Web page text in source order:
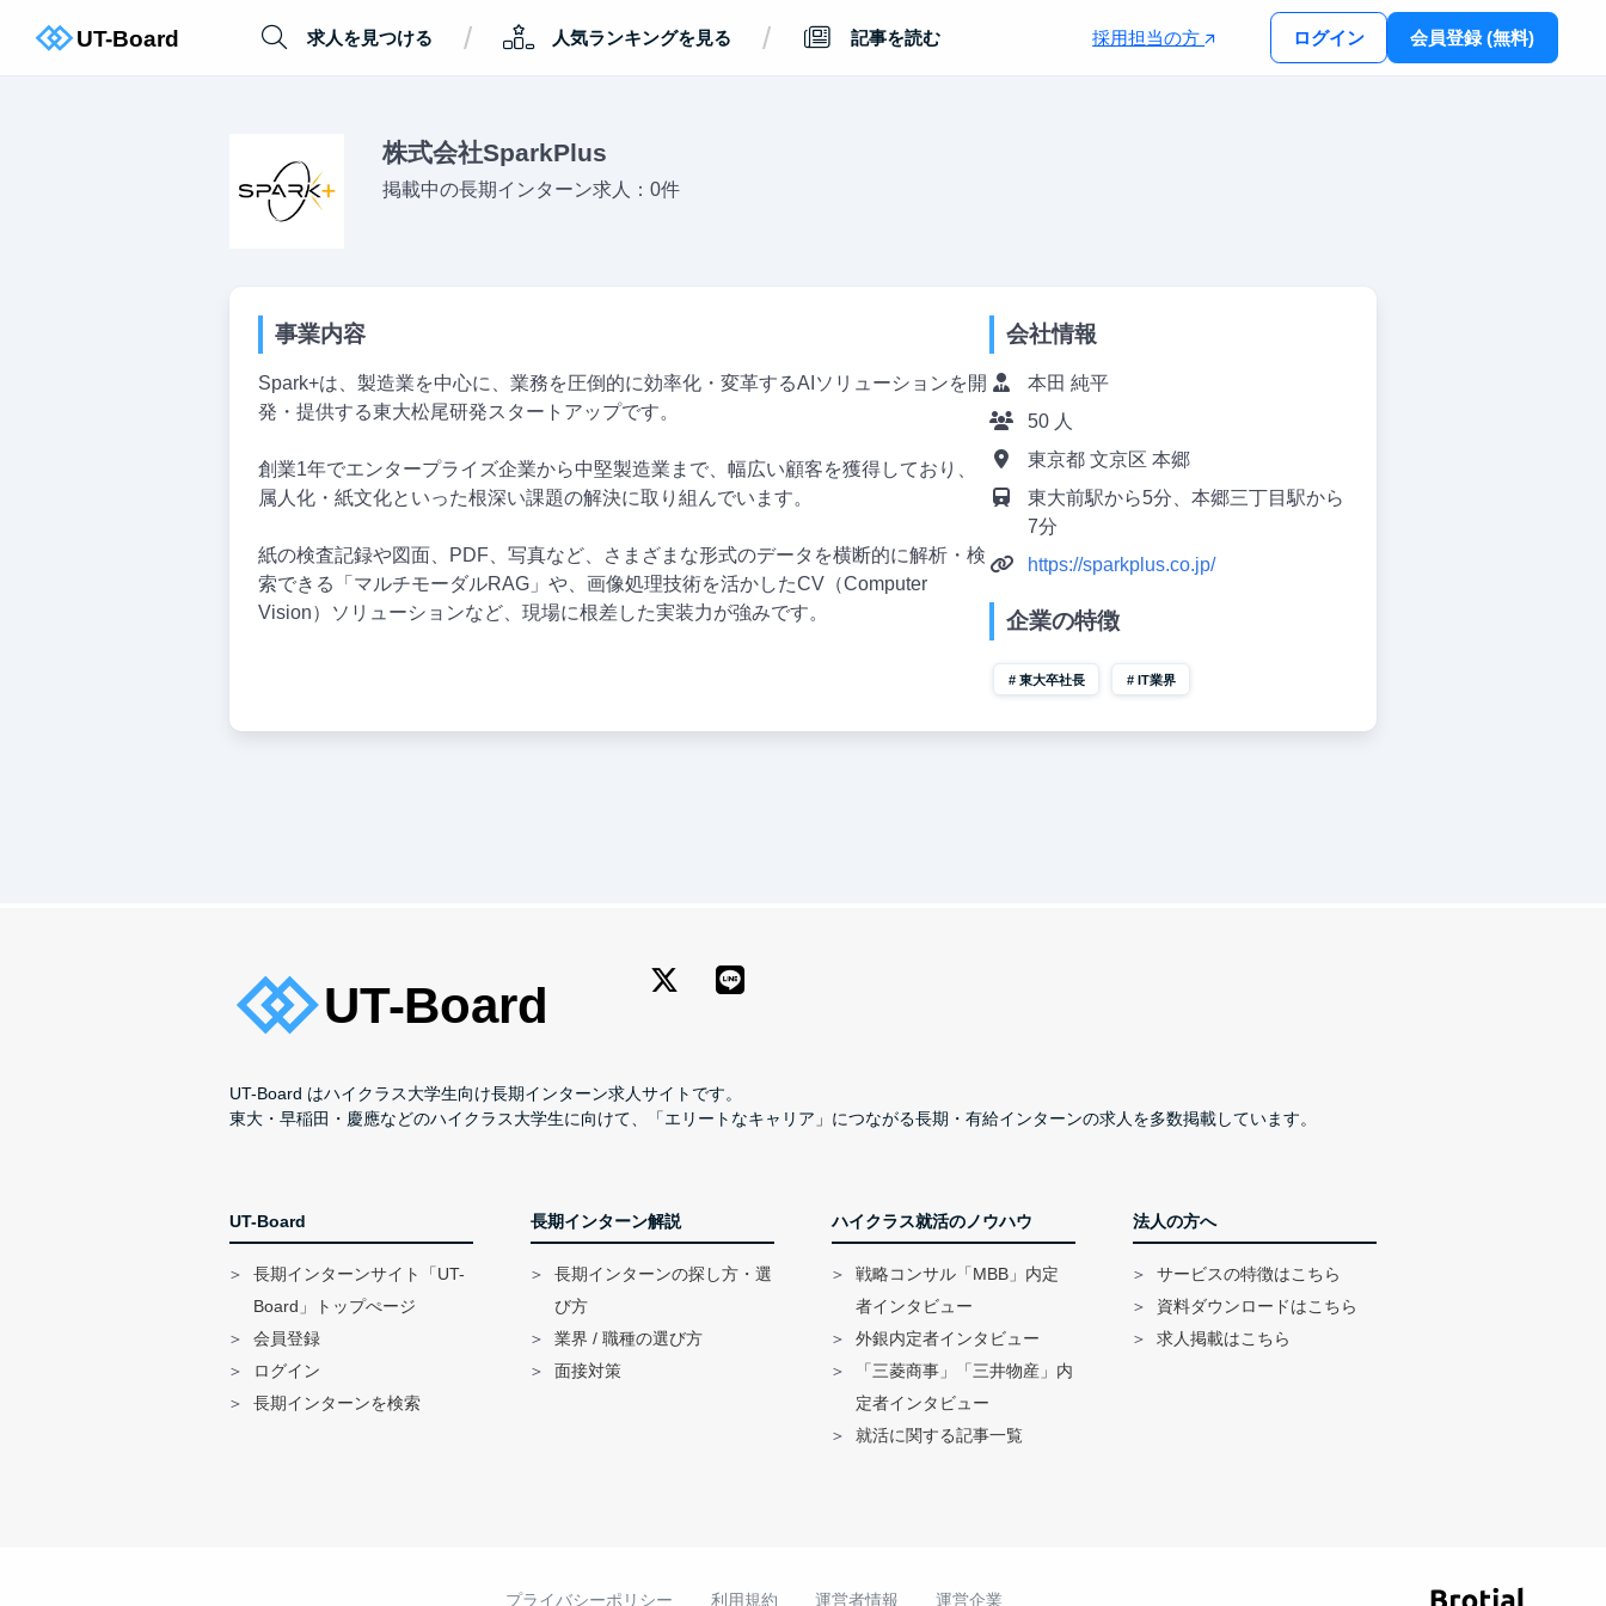
求人を見つける / 人気ランキングを見る / 記事を読む 採用担当の方 ログイン 会員登録 (無料)
株式会社SparkPlus
掲載中の長期インターン求人：0件
事業内容
Spark+は、製造業を中心に、業務を圧倒的に効率化・変革するAIソリューションを開
発・提供する東大松尾研発スタートアップです。
創業1年でエンタープライズ企業から中堅製造業まで、幅広い顧客を獲得しており、
属人化・紙文化といった根深い課題の解決に取り組んでいます。
紙の検査記録や図面、PDF、写真など、さまざまな形式のデータを横断的に解析・検
索できる「マルチモーダルRAG」や、画像処理技術を活かしたCV（Computer
Vision）ソリューションなど、現場に根差した実装力が強みです。
会社情報
本田 純平
50 人
東京都 文京区 本郷
東大前駅から5分、本郷三丁目駅から
7分
https://sparkplus.co.jp/
企業の特徴
東大卒社長 IT業界
UT-Board はハイクラス大学生向け長期インターン求人サイトです。
東大・早稲田・慶應などのハイクラス大学生に向けて、「エリートなキャリア」につながる長期・有給インターンの求人を多数掲載しています。
UT-Board
長期インターンサイト「UT-
Board」トップぺージ
会員登録
ログイン
長期インターンを検索
長期インターン解説
長期インターンの探し方・選
び方
業界 / 職種の選び方
面接対策
ハイクラス就活のノウハウ
戦略コンサル「MBB」内定
者インタビュー
外銀内定者インタビュー
「三菱商事」「三井物産」内
定者インタビュー
就活に関する記事一覧
法人の方へ
サービスの特徴はこちら
資料ダウンロードはこちら
求人掲載はこちら
プライバシーポリシー 利用規約 運営者情報 運営企業